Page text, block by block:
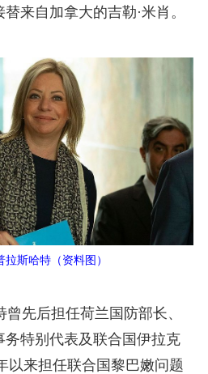
来自加拿大的吉勒·米肖。
斯哈特（资料图）
先后担任荷兰国防部长、
特别代表及联合国伊拉克
以来担任联合国黎巴嫩问题